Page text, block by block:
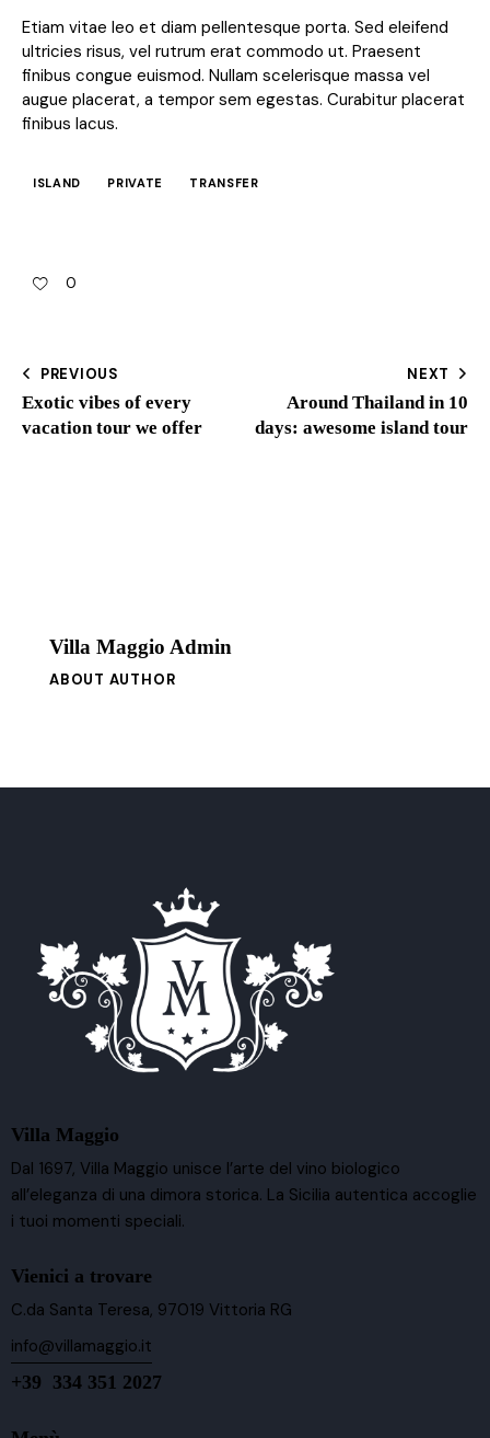
Etiam vitae leo et diam pellentesque porta. Sed eleifend
ultricies risus, vel rutrum erat commodo ut. Praesent
finibus congue euismod. Nullam scelerisque massa vel
augue placerat, a tempor sem egestas. Curabitur placerat
finibus lacus.
ISLAND PRIVATE TRANSFER
0
PREVIOUS
Exotic vibes of every
vacation tour we offer
NEXT
Around Thailand in 10
days: awesome island tour
Villa Maggio Admin
ABOUT AUTHOR
Villa Maggio
Dal 1697, Villa Maggio unisce l’arte del vino biologico
all’eleganza di una dimora storica. La Sicilia autentica accoglie
i tuoi momenti speciali.
Vienici a trovare
C.da Santa Teresa, 97019 Vittoria RG
info@villamaggio.it
+39 334 351 2027